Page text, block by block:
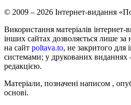
© 2009 – 2026 Інтернет-видання
Використання матеріалів
інших сайтах дозволяється лише за
на сайт poltava.to, не закритого для
системами; у друкованих
редакцією.
Матеріали, позначені написом ,
основі.